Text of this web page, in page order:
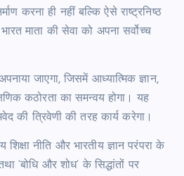
करना ही नहीं बल्कि ऐसे राष्ट्रनिष्ठ
माता की सेवा को अपना सर्वोच्च
जाएगा, जिसमें आध्यात्मिक ज्ञान,
कठोरता का समन्वय होगा। यह
की त्रिवेणी की तरह कार्य करेगा।
शिक्षा नीति और भारतीय ज्ञान परंपरा के
‘बोधि और शोध’ के सिद्धांतों पर